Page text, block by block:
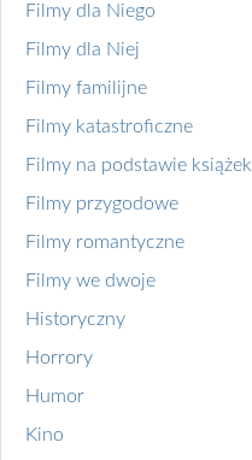
Filmy dla Niego
Filmy dla Niej
Filmy familijne
Filmy katastroficzne
Filmy na podstawie książek
Filmy przygodowe
Filmy romantyczne
Filmy we dwoje
Historyczny
Horrory
Humor
Kino